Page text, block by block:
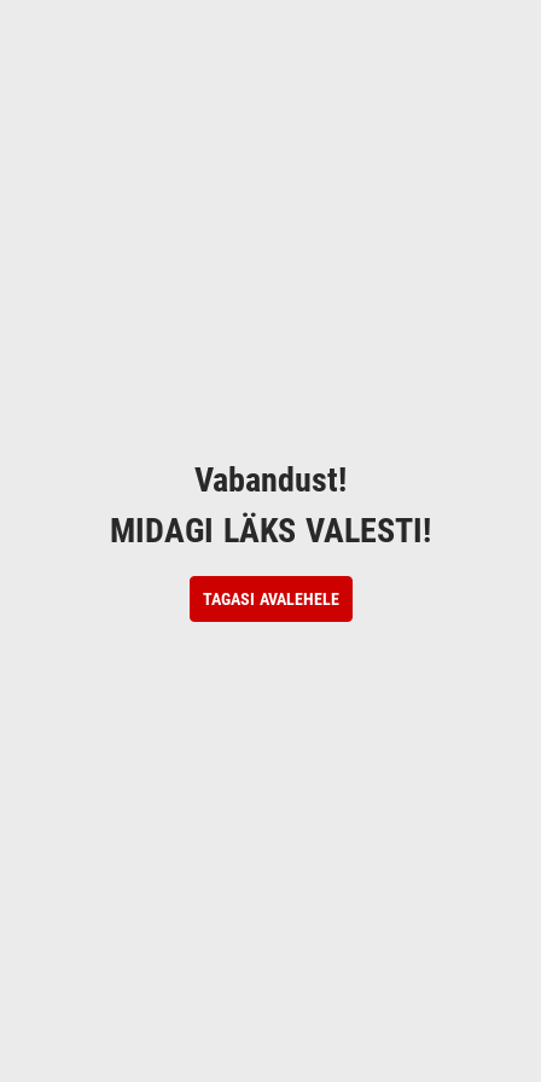
Vabandust!
MIDAGI LÄKS VALESTI!
TAGASI AVALEHELE